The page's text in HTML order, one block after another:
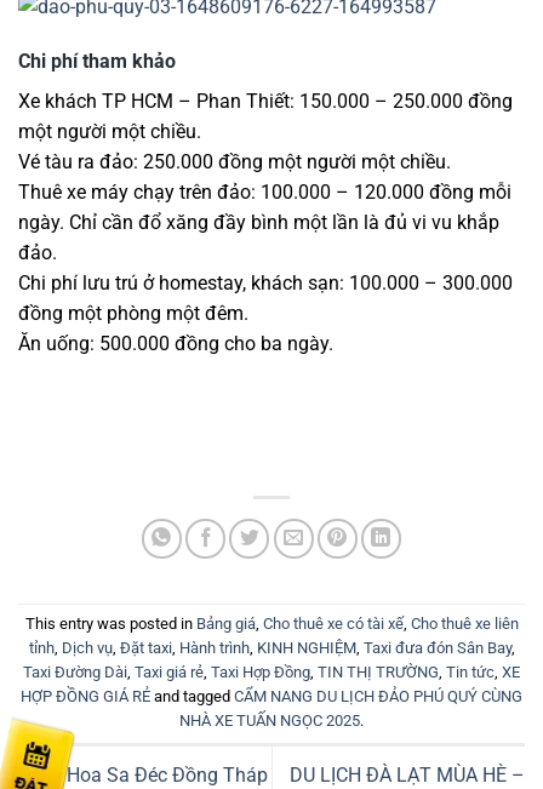
Chi phí tham khảo
Xe khách TP HCM – Phan Thiết: 150.000 – 250.000 đồng
một người một chiều.
Vé tàu ra đảo: 250.000 đồng một người một chiều.
Thuê xe máy chạy trên đảo: 100.000 – 120.000 đồng mỗi
ngày. Chỉ cần đổ xăng đầy bình một lần là đủ vi vu khắp
đảo.
Chi phí lưu trú ở homestay, khách sạn: 100.000 – 300.000
đồng một phòng một đêm.
Ăn uống: 500.000 đồng cho ba ngày.
This entry was posted in Bảng giá, Cho thuê xe có tài xế, Cho thuê xe liên
tỉnh, Dịch vụ, Đặt taxi, Hành trình, KINH NGHIỆM, Taxi đưa đón Sân Bay,
Taxi Đường Dài, Taxi giá rẻ, Taxi Hợp Đồng, TIN THỊ TRƯỜNG, Tin tức, XE
HỢP ĐỒNG GIÁ RẺ and tagged CẨM NANG DU LỊCH ĐẢO PHÚ QUÝ CÙNG
NHÀ XE TUẤN NGỌC 2025.
Làng Hoa Sa Đéc Đồng Tháp
DU LỊCH ĐÀ LẠT MÙA HÈ –